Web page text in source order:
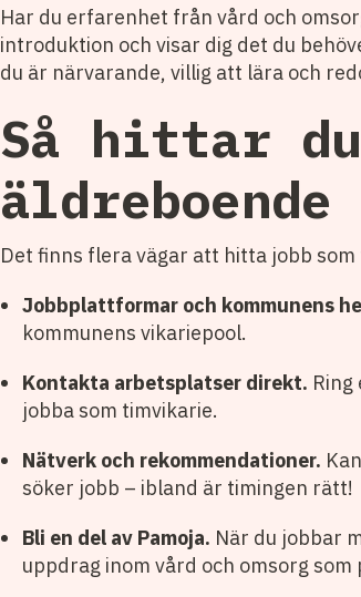
Har du erfarenhet från vård och
introduktion och visar dig det du
du är närvarande, villig att lära och
Så hittar
Det finns flera vägar att hitta jobb
Jobbplattformar och kommunens
kommunens vikariepool.
Kontakta arbetsplatser direkt.
jobba som timvikarie.
Nätverk och rekommendationer.
söker jobb – ibland är timingen rätt!
Bli en del av Pamoja. När du jobbar
uppdrag inom vård och omsorg som